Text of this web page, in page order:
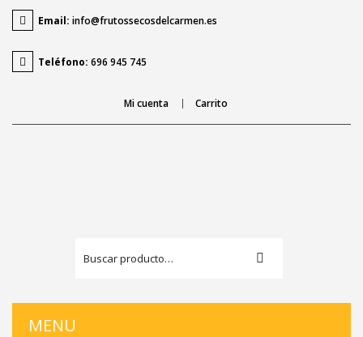
Email: info@frutossecosdelcarmen.es
Teléfono: 696 945 745
Mi cuenta Carrito
MENU